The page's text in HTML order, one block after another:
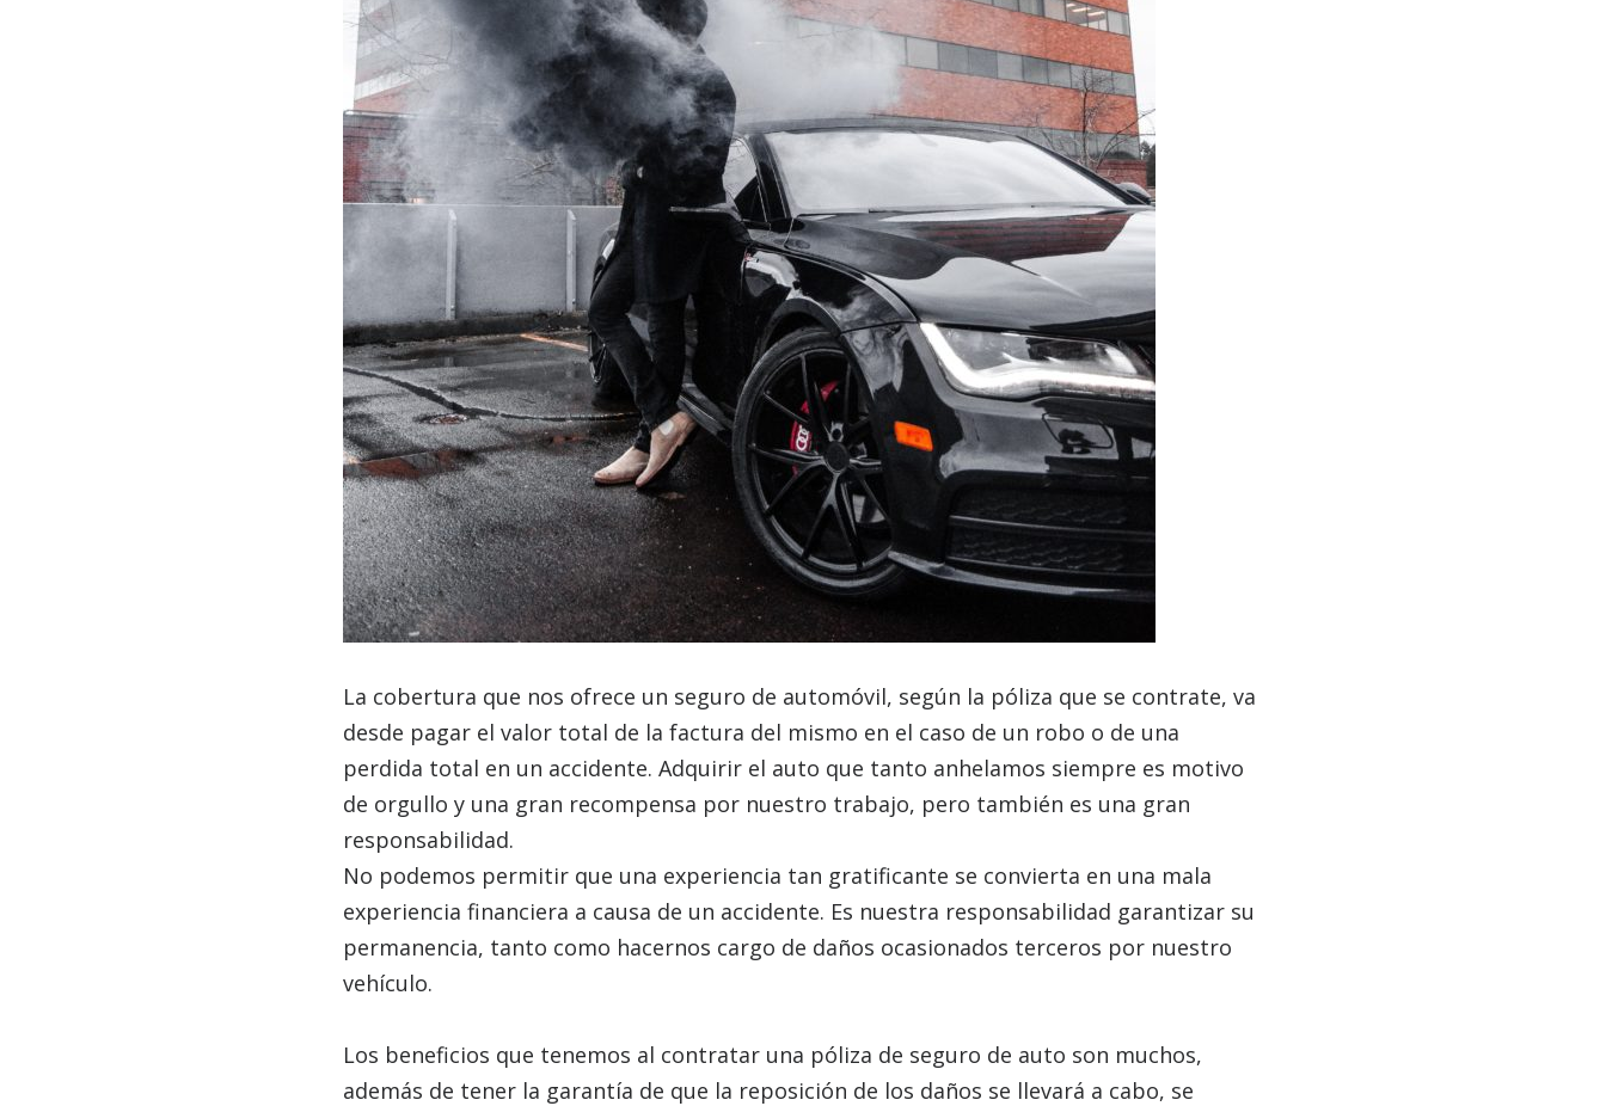
La cobertura que nos ofrece un seguro de automóvil, según la póliza que se contrate, va
desde pagar el valor total de la factura del mismo en el caso de un robo o de una
perdida total en un accidente. Adquirir el auto que tanto anhelamos siempre es motivo
de orgullo y una gran recompensa por nuestro trabajo, pero también es una gran
responsabilidad.
No podemos permitir que una experiencia tan gratificante se convierta en una mala
experiencia financiera a causa de un accidente. Es nuestra responsabilidad garantizar su
permanencia, tanto como hacernos cargo de daños ocasionados terceros por nuestro
vehículo.
Los beneficios que tenemos al contratar una póliza de seguro de auto son muchos,
además de tener la garantía de que la reposición de los daños se llevará a cabo, se